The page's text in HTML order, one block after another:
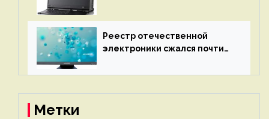
до 3 Тбайт DDR5 и шесть
дисплеев
Реестр отечественной
электроники сжался почти
Метки